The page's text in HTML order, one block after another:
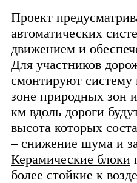
Проект
автоматических
движением и
Для участников
смонтируют
зоне природных зон
км вдоль дороги
высота которых
– снижение шума и
Керамические блоки
более стойкие к